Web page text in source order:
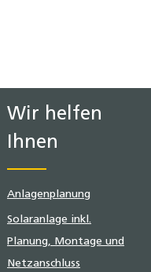
Wir helfen
Ihnen
Anlagenplanung
Solaranlage inkl.
Planung, Montage und
Netzanschluss